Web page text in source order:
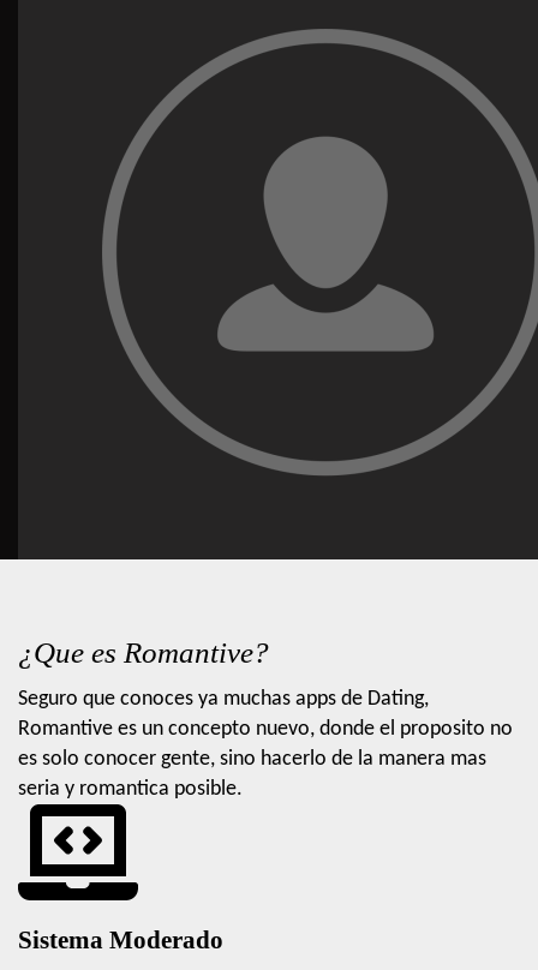
¿Que es Romantive?
Seguro que conoces ya muchas apps de Dating,
Romantive es un concepto nuevo, donde el proposito no
es solo conocer gente, sino hacerlo de la manera mas
seria y romantica posible.
Sistema Moderado